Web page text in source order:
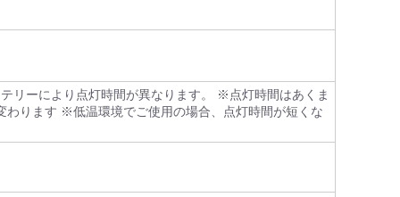
リーにより点灯時間が異なります。 ※点灯時間はあくま
ります ※低温環境でご使用の場合、点灯時間が短くな